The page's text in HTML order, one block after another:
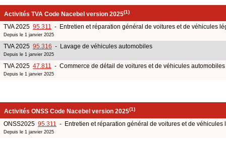
Activités TVA Code Nacebel version 2025(1)
TVA 2025 95.311 - Entretien et réparation général de voitures et de véhicules
Depuis le 1 janvier 2025
TVA 2025 95.316 - Lavage de véhicules automobiles
Depuis le 1 janvier 2025
TVA 2025 47.811 - Commerce de détail de voitures et de véhicules
Depuis le 1 janvier 2025
Activités ONSS Code Nacebel version 2025(1)
ONSS2025 95.311 - Entretien et réparation général de voitures et de véhicules
Depuis le 1 janvier 2025